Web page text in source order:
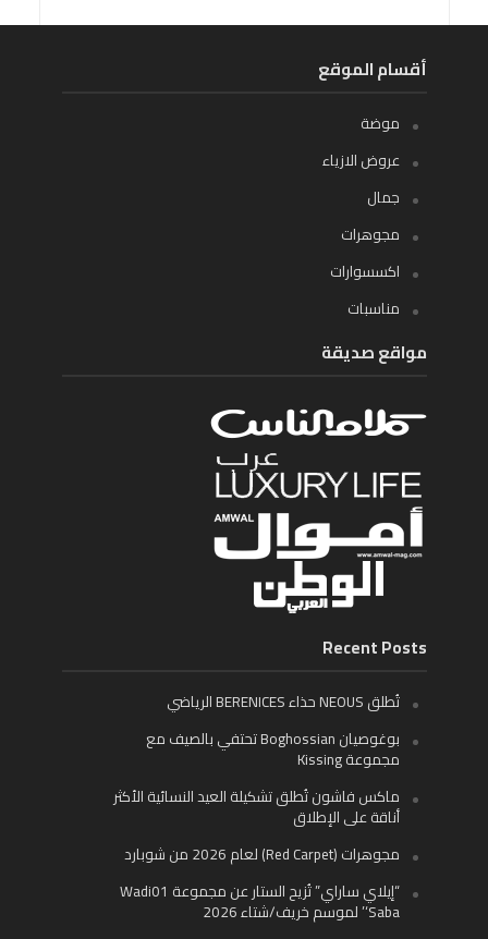
أقسام الموقع
موضة
عروض الازياء
جمال
مجوهرات
اكسسوارات
مناسبات
مواقع صديقة
Recent Posts
تُطلق NEOUS حذاء BERENICES الرياضي
بوغوصيان Boghossian تحتفي بالصيف مع
مجموعة Kissing
ماكس فاشون تُطلق تشكيلة العيد النسائية الأكثر
أناقة على الإطلاق
مجوهرات (Red Carpet) لعام 2026 من شوبارد
“إيلاي ساراي” تُزيح الستار عن مجموعة Wadi01
‘Saba’ لموسم خريف/شتاء 2026